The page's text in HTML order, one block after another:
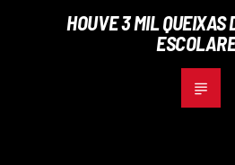
HOUVE 3 MIL QUEIXAS